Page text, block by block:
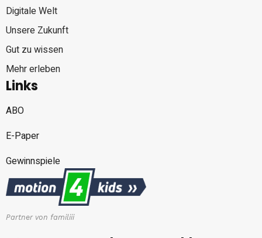
Digitale Welt
Unsere Zukunft
Gut zu wissen
Mehr erleben
Links
ABO
E-Paper
Gewinnspiele
Partner von familiii